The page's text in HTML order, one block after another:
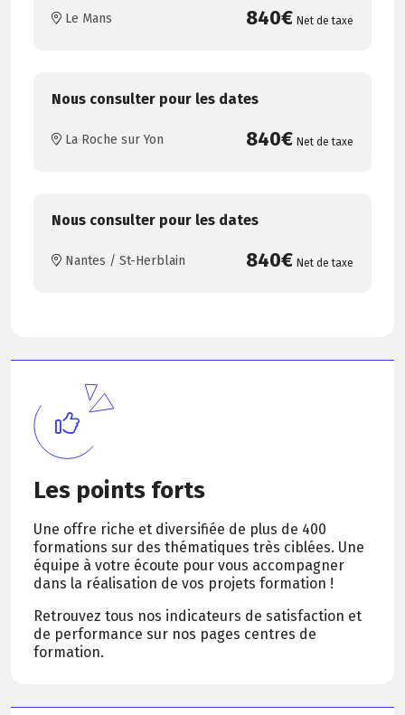
Le Mans 840€ Net de taxe
Nous consulter pour les dates
La Roche sur Yon 840€ Net de taxe
Nous consulter pour les dates
Nantes / St-Herblain 840€ Net de taxe
Les points forts
Une offre riche et diversifiée de plus de 400
formations sur des thématiques très ciblées. Une
équipe à votre écoute pour vous accompagner
dans la réalisation de vos projets formation !
Retrouvez tous nos indicateurs de satisfaction et
de performance sur nos pages centres de
formation.